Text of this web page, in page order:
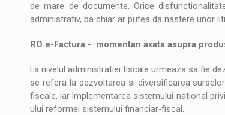
de mare de documente. Orice
administrativ, ba chiar ar putea da nastere unor
RO e-Factura - momentan axata asupra
La nivelul administratiei fiscale urmeaza sa fie
se refera la dezvoltarea si diversificarea
fiscale, iar implementarea sistemului national
ului reformei sistemului financiar-fiscal.